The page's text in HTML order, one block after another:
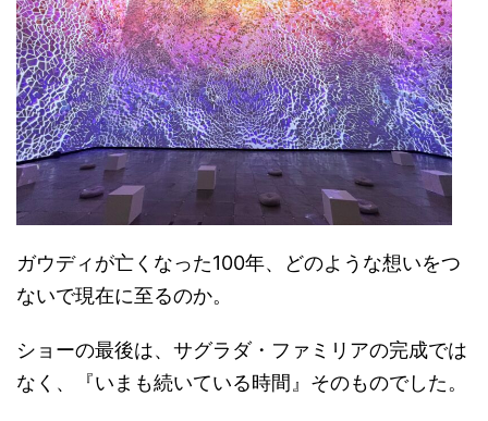
ガウディが亡くなった100年、どのような想いをつ
ないで現在に至るのか。
ショーの最後は、サグラダ・ファミリアの完成では
なく、『いまも続いている時間』そのものでした。